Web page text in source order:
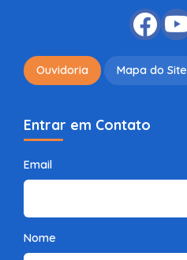
Ouvidoria Mapa do Site
Entrar em Contato
Email
Nome